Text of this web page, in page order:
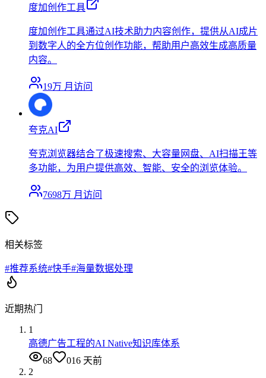
度加创作工具
度加创作工具通过AI技术助力内容创作，提供从AI成片
到数字人的全方位创作功能，帮助用户高效生成高质量
内容。
19万 月访问
夸克AI
夸克浏览器结合了极速搜索、大容量网盘、AI扫描王等
多功能，为用户提供高效、智能、安全的浏览体验。
7698万 月访问
相关标签
#推荐系统#快手#海量数据处理
近期热门
1
高德广告工程的AI Native知识库体系
68
016 天前
2